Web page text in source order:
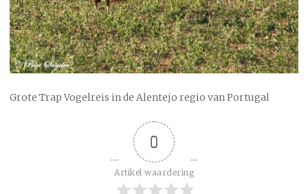
Grote Trap Vogelreis in de Alentejo regio van Portugal
0
Artikel waardering